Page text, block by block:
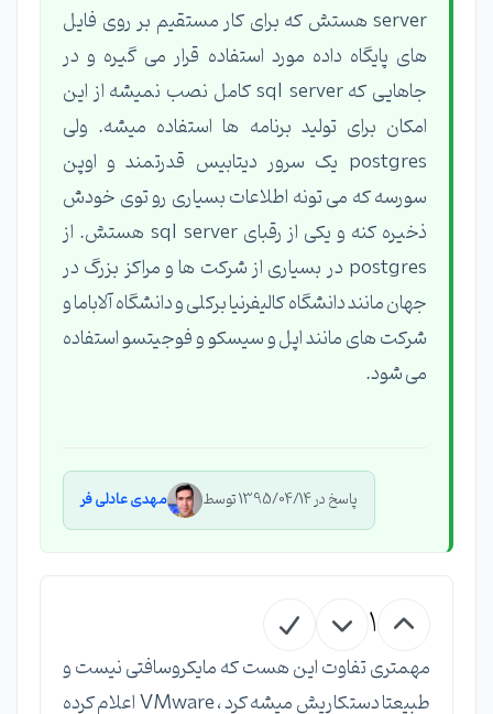
server هستش که برای کار مستقیم بر روی فایل
های پایگاه داده مورد استفاده قرار می گیره و در
جاهایی که sql server کامل نصب نمیشه از این
امکان برای تولید برنامه ها استفاده میشه. ولی
postgres یک سرور دیتابیس قدرتمند و اوپن
سورسه که می تونه اطلاعات بسیاری رو توی خودش
ذخیره کنه و یکی از رقبای sql server هستش. از
postgres در بسیاری از شرکت ها و مراکز بزرگ در
جهان مانند دانشگاه کالیفرنیا برکلی و دانشگاه آلاباما و
شرکت های مانند اپل و سیسکو و فوجیتسو استفاده
می شود.
پاسخ در 1395/04/14 توسط مهدی عادلی فر
1
مهمتری تفاوت این هست که مایکروسافتی نیست و
طبیعتا دستکاریش میشه کرد ، VMware اعلام کرده